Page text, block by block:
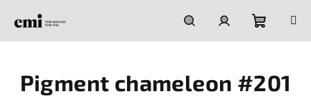
HledatPřihlášeníNákupní
košík
Pigment chameleon #201